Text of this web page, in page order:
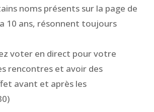
noms présents sur la page de
10 ans, résonnent toujours
voter en direct pour votre
rencontres et avoir des
avant et après les